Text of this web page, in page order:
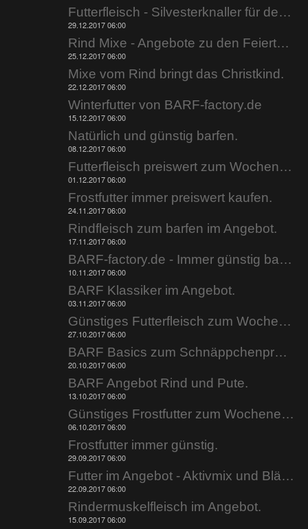
Futterfleisch - Silvesterknaller für den Napf.
29.12.2017 06:00
Rind Mixe - Angebote zu den Feiertagen.
25.12.2017 06:00
Mixe vom Rind bringt das Christkind.
22.12.2017 06:00
Winterfutter von BARF-factory.de
15.12.2017 06:00
Natürlich und günstig barfen.
08.12.2017 06:00
Futterfleisch preiswert zum Wochenende.
01.12.2017 06:00
Frostfutter immer preiswert kaufen.
24.11.2017 06:00
Rindfleisch zum barfen im Angebot.
17.11.2017 06:00
BARF-factory.de - Immer günstig barfen.
10.11.2017 06:00
BARF Klassiker im Angebot.
03.11.2017 06:00
Günstiges Futterfleisch zum Wochenende.
27.10.2017 06:00
BARF Basics zum Schnäppchenpreis.
20.10.2017 06:00
BARF Angebot Rind und Pute.
13.10.2017 06:00
Günstiges Frostfutter zum Wochenende.
06.10.2017 06:00
Frostfutter immer günstig.
29.09.2017 06:00
Futter im Angebot - Aktivmix und Blättermagen.
22.09.2017 06:00
Rindermuskelfleisch im Angebot.
15.09.2017 06:00